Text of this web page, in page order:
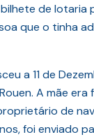
de lotaria
que o tinha
a 11 de
A mãe era
de
foi enviado